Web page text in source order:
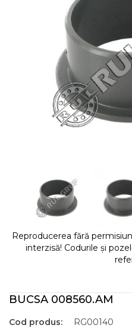
Reproducerea fără
interzisă! Codurile și
BUCSA 008560.AM
Cod produs:
RG00140